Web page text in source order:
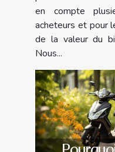
en compte
acheteurs et pour
de la valeur du
Nous...